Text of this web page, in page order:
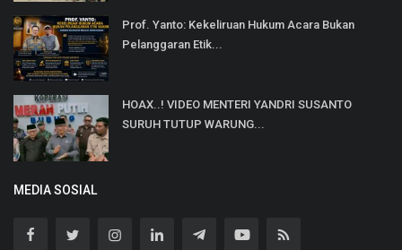
Prof. Yanto: Kekeliruan Hukum Acara Bukan
Pelanggaran Etik...
HOAX..! VIDEO MENTERI YANDRI SUSANTO
SURUH TUTUP WARUNG...
MEDIA SOSIAL